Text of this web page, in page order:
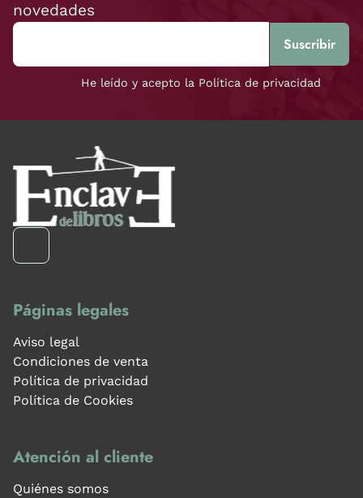
novedades
He leído y acepto la Política de privacidad
Páginas legales
Aviso legal
Condiciones de venta
Política de privacidad
Política de Cookies
Atención al cliente
Quiénes somos